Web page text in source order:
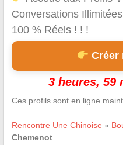
Conversations
100 % Réels ! ! !
Créer
3 heures, 59
Ces profils sont en ligne
Rencontre Une Chinoise »
Chemenot